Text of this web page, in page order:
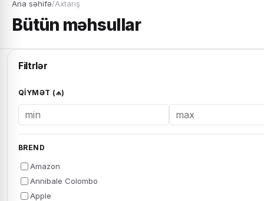
Ana səhifə/Axtarış
Bütün məhsullar
Filtrlər
QIYMƏT (₼)
BREND
Amazon
Annibale Colombo
Apple